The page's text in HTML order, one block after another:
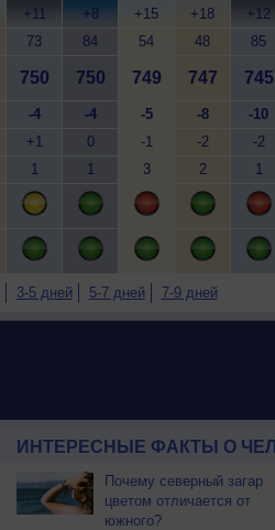
+11
73
750
-4
+1
1
+8
84
750
-4
0
1
+15
54
749
-5
-1
3
+18
48
747
-8
-2
2
+12
85
745
-10
-2
1
3-5 дней 5-7 дней 7-9 дней
ИНТЕРЕСНЫЕ ФАКТЫ О
Почему северный загар
цветом отличается от
южного?